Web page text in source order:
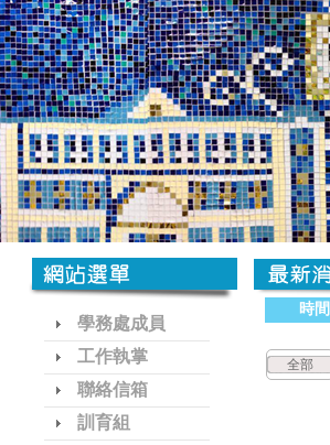
學務處成員
工作執掌
聯絡信箱
訓育組
時間
全部